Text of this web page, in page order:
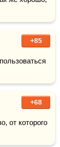
+85
+68
от которого